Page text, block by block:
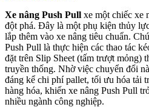
Xe nâng Push Pull xe một chiếc xe
đột phá. Đây là một phụ kiện thủy
lắp thêm vào xe nâng tiêu chuẩn.
Push Pull là thực hiện các thao tác
đặt trên Slip Sheet (tấm trượt mỏng)
truyền thống. Nhờ việc chuyển đổi
đáng kể chi phí pallet, tối ưu hóa tải
hàng hóa, khiến xe nâng Push Pull
nhiều ngành công nghiệp.